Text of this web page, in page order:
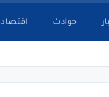
حوادث اقتصاد